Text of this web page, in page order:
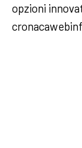
opzioni